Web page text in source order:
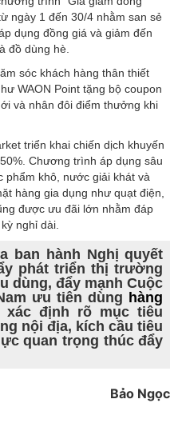
ngày 1 đến 30/4 nhằm san sẻ
dụng đồng giá và giảm đến
đồ dùng hè.
sóc khách hàng thân thiết
WAON Point tặng bộ coupon
và nhân đôi điểm thưởng khi
triển khai chiến dịch khuyến
Chương trình áp dụng sâu
phẩm khô, nước giải khát và
hàng gia dụng như quạt điện,
được ưu đãi lớn nhằm đáp
nghỉ dài.
ban hành Nghị quyết
phát triển thị trường
dùng, đẩy mạnh Cuộc
ưu tiên dùng hàng
xác định rõ mục tiêu
nội địa, kích cầu tiêu
quan trọng thúc đẩy
Bảo Ngọc